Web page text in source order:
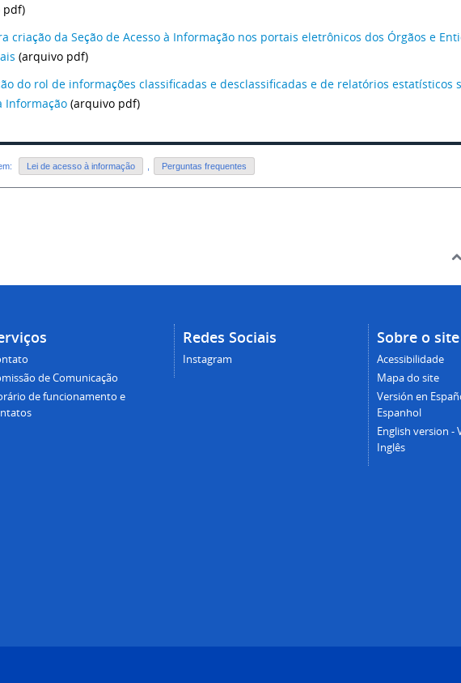
pdf)
criação da Seção de Acesso à Informação nos portais eletrônicos dos Órgãos e
(arquivo pdf)
do rol de informações classificadas e desclassificadas e de relatórios estatísticos
Informação (arquivo pdf)
Lei de acesso à informação Perguntas frequentes
de Comunicação
de funcionamento e
Redes Sociais
Instagram
Sobre o site
Acessibilidade
Mapa do site
Versión en
Espanhol
English version -
Inglês